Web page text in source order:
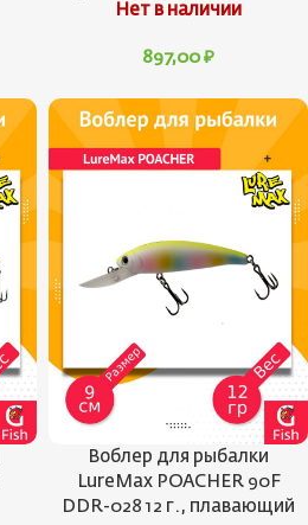
Нет в наличии
897,00 ₽
Воблер для рыбалки
LureMax POACHER 90F
DDR-028 12 г., плавающий